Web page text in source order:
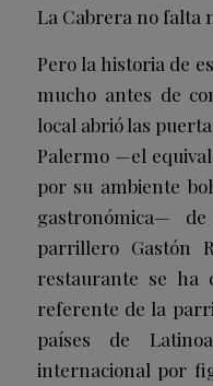
La Cabrera no falta
Pero la historia de
mucho antes de
local abrió las
Palermo —el
por su ambiente
gastronómica—
parrillero Gastón
restaurante se ha
referente de la
países de
internacional por